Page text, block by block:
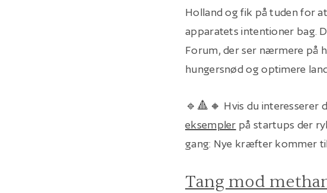
Holland og fik på tuden for
apparatets intentioner bag.
Forum, der ser nærmere på
hungersnød og optimere
🔹🔺🔸 Hvis du interesserer
eksempler på startups der
gang: Nye kræfter kommer
Tang mod